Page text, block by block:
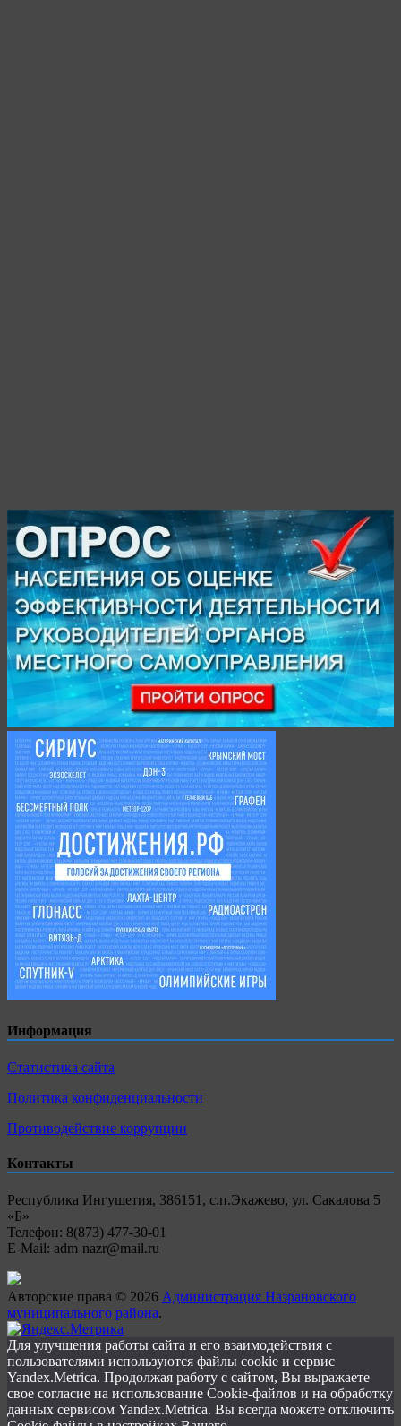
Информация
Статистика сайта
Политика конфиденциальности
Противодействие коррупции
Контакты
Республика Ингушетия, 386151, с.п.Экажево, ул. Сакалова 5
«Б»
Телефон: 8(873) 477-30-01
E-Mail: adm-nazr@mail.ru
Авторские права © 2026 Администрация Назрановского
муниципального района.
Для улучшения работы сайта и его взаимодействия с
пользователями используются файлы cookie и сервис
Yandex.Metrica. Продолжая работу с сайтом, Вы выражаете
свое согласие на использование Cookie-файлов и на обработку
данных сервисом Yandex.Metrica. Вы всегда можете отключить